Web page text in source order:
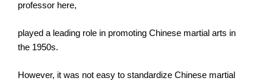
professor here,
played a leading role in promoting Chinese martial arts in
the 1950s.
However, it was not easy to standardize Chinese martial